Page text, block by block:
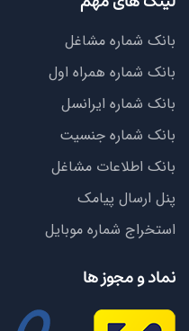
بانک شماره مشاغل
بانک شماره همراه اول
بانک شماره ایرانسل
بانک شماره جنسیت
بانک اطلاعات مشاغل
پنل ارسال پیامک
استخراج شماره موبایل
نماد و مجوز ها